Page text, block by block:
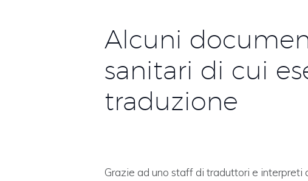
Alcuni
sanitari di cui
traduzione
Grazie ad uno staff di traduttori e